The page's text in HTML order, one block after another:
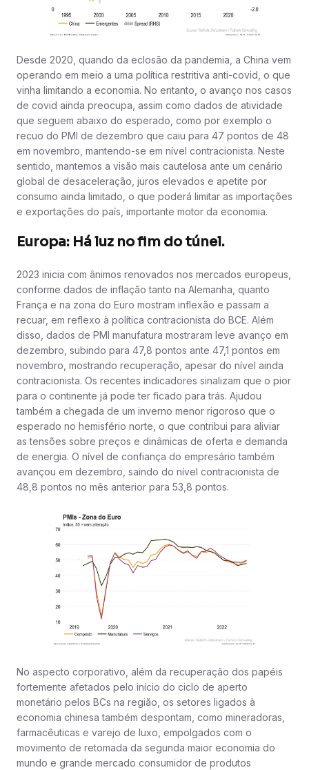
Desde 2020, quando da eclosão da pandemia, a China vem
operando em meio a uma política restritiva anti-covid, o que
vinha limitando a economia. No entanto, o avanço nos casos
de covid ainda preocupa, assim como dados de atividade
que seguem abaixo do esperado, como por exemplo o
recuo do PMI de dezembro que caiu para 47 pontos de 48
em novembro, mantendo-se em nível contracionista. Neste
sentido, mantemos a visão mais cautelosa ante um cenário
global de desaceleração, juros elevados e apetite por
consumo ainda limitado, o que poderá limitar as importações
e exportações do país, importante motor da economia.
Europa: Há luz no fim do túnel.
2023 inicia com ânimos renovados nos mercados europeus,
conforme dados de inflação tanto na Alemanha, quanto
França e na zona do Euro mostram inflexão e passam a
recuar, em reflexo à política contracionista do BCE. Além
disso, dados de PMI manufatura mostraram leve avanço em
dezembro, subindo para 47,8 pontos ante 47,1 pontos em
novembro, mostrando recuperação, apesar do nível ainda
contracionista. Os recentes indicadores sinalizam que o pior
para o continente já pode ter ficado para trás. Ajudou
também a chegada de um inverno menor rigoroso que o
esperado no hemisfério norte, o que contribui para aliviar
as tensões sobre preços e dinâmicas de oferta e demanda
de energia. O nível de confiança do empresário também
avançou em dezembro, saindo do nível contracionista de
48,8 pontos no mês anterior para 53,8 pontos.
No aspecto corporativo, além da recuperação dos papéis
fortemente afetados pelo início do ciclo de aperto
monetário pelos BCs na região, os setores ligados à
economia chinesa também despontam, como mineradoras,
farmacêuticas e varejo de luxo, empolgados com o
movimento de retomada da segunda maior economia do
mundo e grande mercado consumidor de produtos